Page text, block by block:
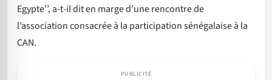
Egypte’’, a-t-il dit en marge d’une rencontre de
l’association consacrée à la participation sénégalaise à la
CAN.